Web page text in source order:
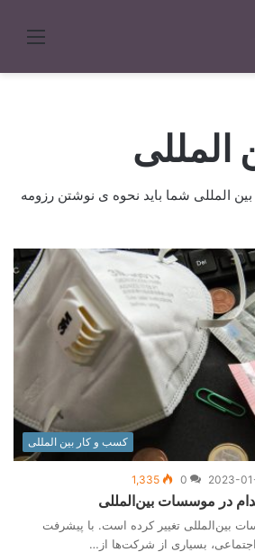
منو
المللی
المللی شما باید نحوه ی نوشتن رزومه
کسب و کار بین المللی
2023-
0
1,335
در موسسات بین‌المللی
بین‌المللی تغییر کرده است. با پیشرفت
بسیاری از شرکت‌ها از…